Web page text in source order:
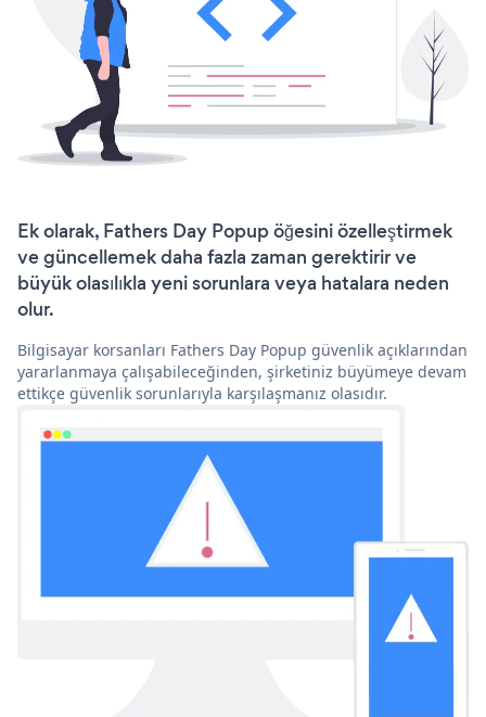
Ek olarak, Fathers Day Popup öğesini özelleştirmek
ve güncellemek daha fazla zaman gerektirir ve
büyük olasılıkla yeni sorunlara veya hatalara neden
olur.
Bilgisayar korsanları Fathers Day Popup güvenlik açıklarından
yararlanmaya çalışabileceğinden, şirketiniz büyümeye devam
ettikçe güvenlik sorunlarıyla karşılaşmanız olasıdır.